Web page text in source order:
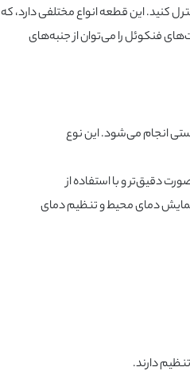
کنید. این قطعه انواع مختلفی دارد، که
فنکوئل را می‌توان از جنبه‌های
انجام می‌شود. این نوع
دقیق‌تر و با استفاده از
دمای محیط و تنظیم دمای
دارند.